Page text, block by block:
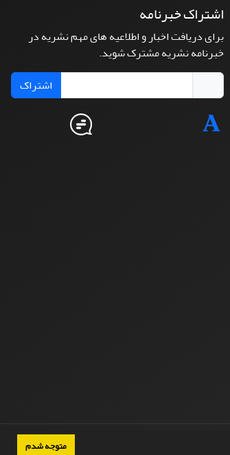
متوجه شدم
اشتراک خبرنامه
برای دریافت اخبار و اطلاعیه های مهم نشریه در
خبرنامه نشریه مشترک شوید.
اشتراک